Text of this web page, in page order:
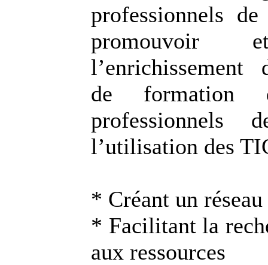
professionnels
promouvoir
l’enrichissement
de formation
professionnels
l’utilisation des
* Créant un réseau
* Facilitant la
aux ressources